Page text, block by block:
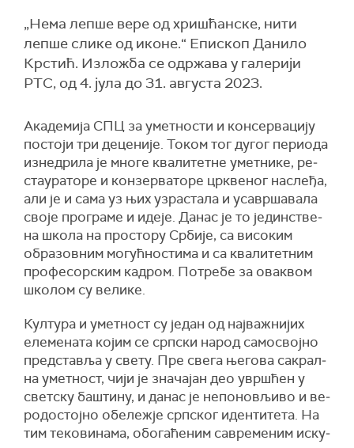
„Нема лепше вере од хришћанске, нити
лепше слике од иконе.“ Епископ Данило
Крстић. Изложба се одржава у галерији
РТС, од 4. јула до 31. августа 2023.
Ака­де­ми­ја СПЦ за умет­но­сти и кон­сер­ва­ци­ју
по­сто­ји три де­це­ни­је. То­ком тог ду­гог пе­ри­о­да
из­не­дри­ла је мно­ге ква­ли­тет­не умет­ни­ке, ре­
ста­у­ра­то­ре и кон­зер­ва­то­ре цр­кве­ног на­сле­ђа,
али је и са­ма уз њих уз­ра­ста­ла и уса­вр­ша­ва­ла
сво­је про­гра­ме и иде­је. Да­нас је то је­дин­стве­
на шко­ла на про­сто­ру Ср­би­је, са ви­со­ким
обра­зов­ним мо­гућ­но­сти­ма и са ква­ли­тет­ним
про­фе­сор­ским ка­др­ом. По­тре­бе за ова­квом
шко­лом су ве­ли­ке.
Кул­ту­ра и умет­ност су је­дан од нај­ва­жни­јих
еле­ме­на­та ко­јим се срп­ски на­род са­мо­свој­но
пред­ста­вља у све­ту. Пре све­га ње­го­ва са­крал­
на умет­ност, чи­ји је зна­ча­јан део увр­шћен у
свет­ску ба­шти­ну, и да­нас је не­по­но­вљи­во и ве­
ро­до­стој­но обе­леж­је срп­ског иден­ти­те­та. На
тим те­ко­ви­на­ма, обо­га­ће­ним са­вре­ме­ним ис­ку­